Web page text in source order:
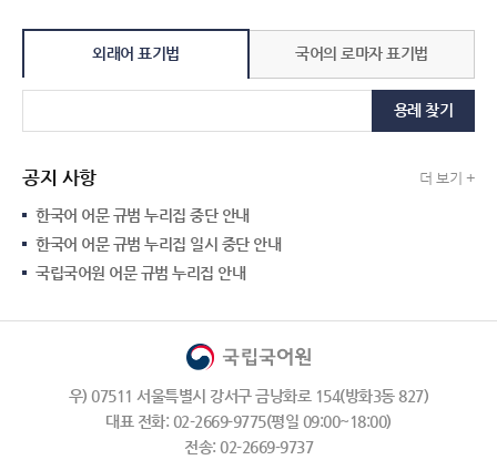
외래어 표기법 국어의 로마자 표기법
용례 찾기
공지 사항 더 보기 +
한국어 어문 규범 누리집 중단 안내
한국어 어문 규범 누리집 일시 중단 안내
국립국어원 어문 규범 누리집 안내
우) 07511 서울특별시 강서구 금낭화로 154(방화3동 827)
대표 전화: 02-2669-9775(평일 09:00~18:00)
전송: 02-2669-9737